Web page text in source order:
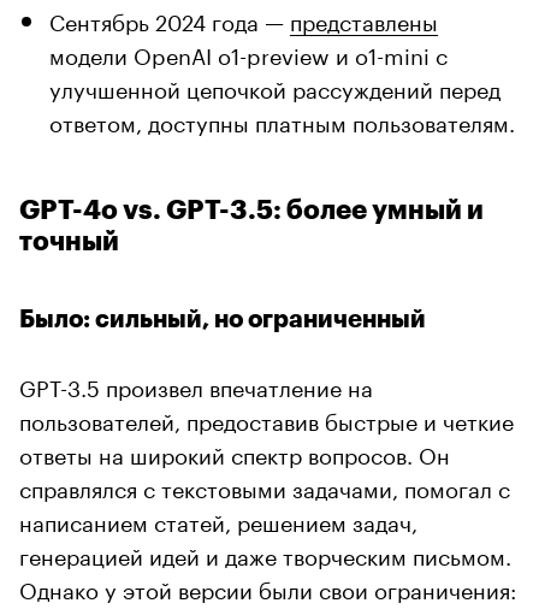
Сентябрь 2024 года — представлены
модели OpenAI o1-preview и o1-mini с
улучшенной цепочкой рассуждений перед
ответом, доступны платным пользователям.
GPT-4o vs. GPT-3.5: более умный и
точный
Было: сильный, но ограниченный
GPT-3.5 произвел впечатление на
пользователей, предоставив быстрые и четкие
ответы на широкий спектр вопросов. Он
справлялся с текстовыми задачами, помогал с
написанием статей, решением задач,
генерацией идей и даже творческим письмом.
Однако у этой версии были свои ограничения: